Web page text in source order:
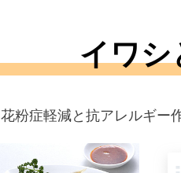
イワシ
花粉症軽減と抗アレルギー